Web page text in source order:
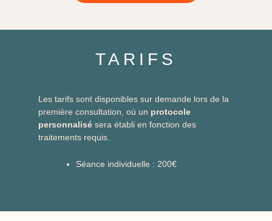
TARIFS
Les tarifs sont disponibles sur demande lors de la
première consultation, où un protocole
personnalisésera établi en fonction des
traitements requis.
Séance individuelle : 200€